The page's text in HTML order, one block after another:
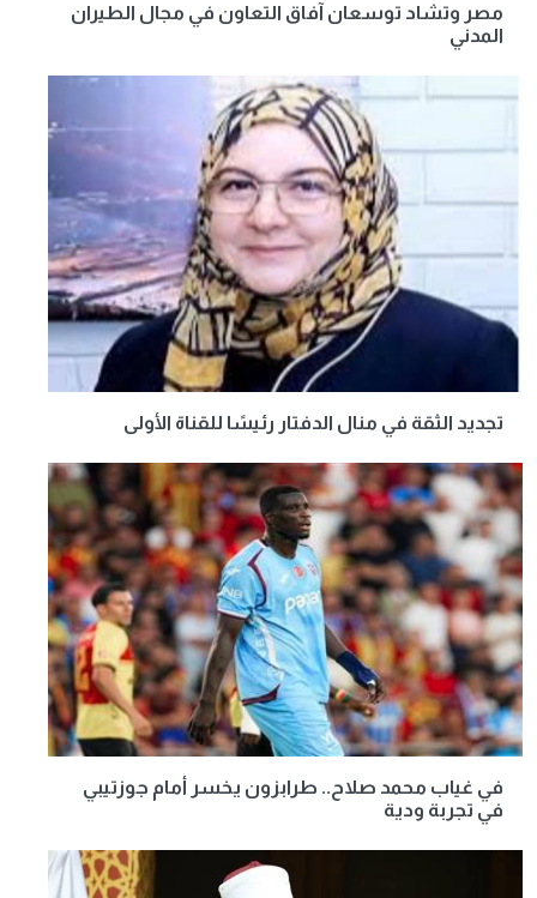
مصر وتشاد توسعان آفاق التعاون في مجال الطيران
المدني
تجديد الثقة في منال الدفتار رئيسًا للقناة الأولى
في غياب محمد صلاح.. طرابزون يخسر أمام جوزتيبي
في تجربة ودية